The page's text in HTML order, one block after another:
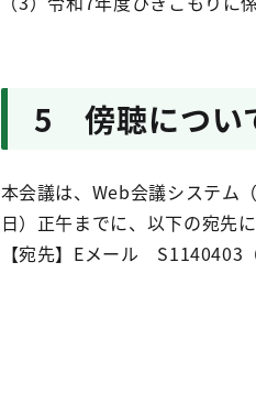
5 傍聴につい
本会議は、Web会議システム
日）正午までに、以下の宛先
【宛先】Eメール